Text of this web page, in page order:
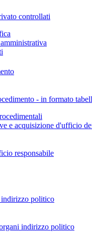
controllati
- in formato
e acquisizione d'ufficio
responsabile
politico
indirizzo politico